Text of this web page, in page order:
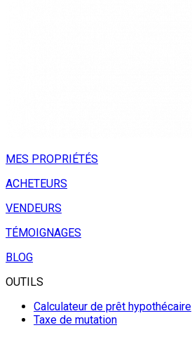
MES PROPRIÉTÉS
ACHETEURS
VENDEURS
TÉMOIGNAGES
BLOG
OUTILS
Calculateur de prêt hypothécaire
Taxe de mutation